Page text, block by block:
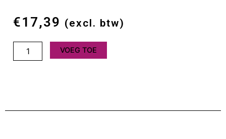
€17,39 (excl. btw)
Purple
Blend
VOEG TOE